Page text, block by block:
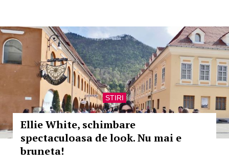
STIRI
Ellie White, schimbare
spectaculoasa de look. Nu mai e
bruneta!